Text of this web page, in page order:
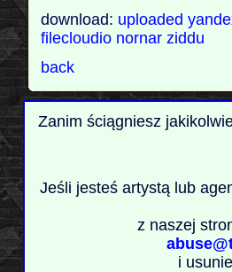
download: uploaded
filecloudio nornar ziddu
back
Zanim ściągniesz
Jeśli jesteś artystą lub
z naszej
i